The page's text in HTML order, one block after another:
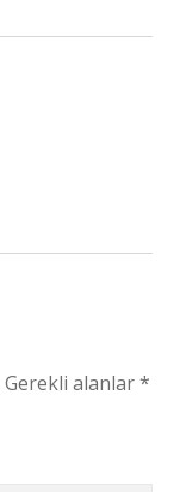
Gerekli alanlar*